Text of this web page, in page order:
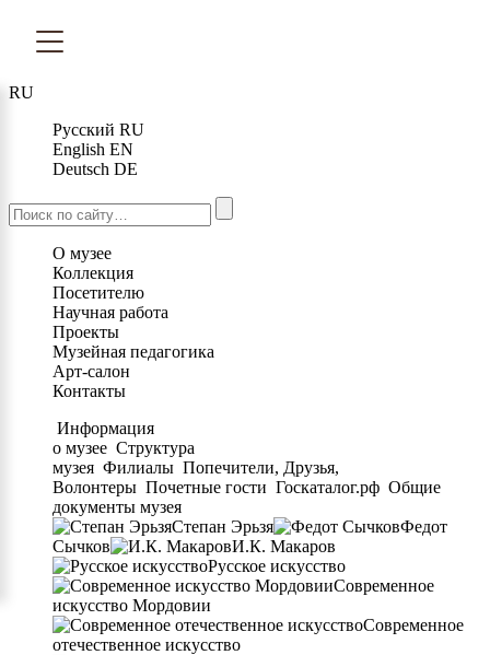
RU
Русский RU
English EN
Deutsch DE
О музее
Коллекция
Посетителю
Научная работа
Проекты
Музейная педагогика
Арт-салон
Контакты
Информация
о музее Структура
музея Филиалы Попечители, Друзья,
Волонтеры Почетные гости Госкаталог.рф Общие
документы музея
Степан Эрьзя
Федот
Сычков
И.К. Макаров
Русское искусство
Современное
искусство Мордовии
Современное
отечественное искусство